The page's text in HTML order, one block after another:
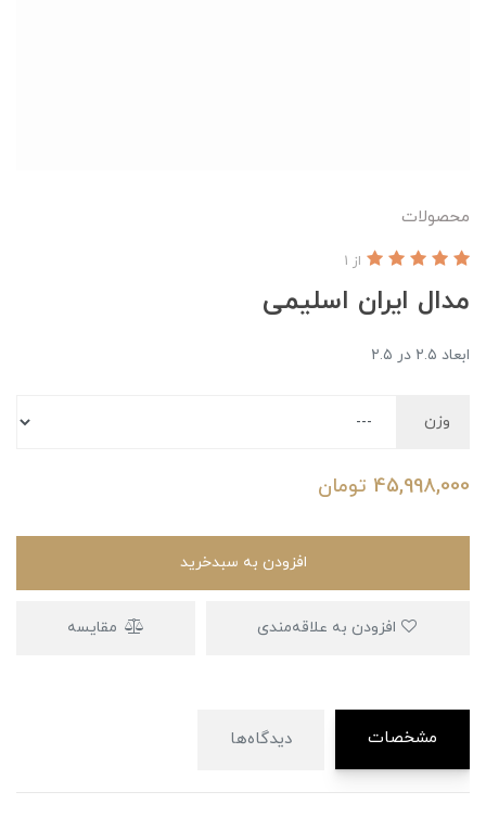
محصولات
مدال ایران اسلیمی
از 1
ابعاد ۲.۵ در ۲.۵
وزن
45,998,000 تومان
افزودن به سبدخرید
مقایسه
مشخصات دیدگاه‌ها